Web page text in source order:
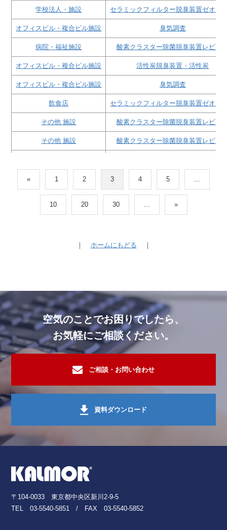
学校法人・施設 セラミックフィルター脱臭装置ゼオガ
オフィスビル・複合ビル施設 臭気調査
病院・福祉施設 酸素クラスター除菌脱臭装置レビオ
オフィスビル・複合ビル施設 活性炭脱臭装置・活性炭
オフィスビル・複合ビル施設 臭気調査
飲食店 セラミックフィルター脱臭装置ゼオガ
その他 施設 酸素クラスター除菌脱臭装置レビオ
その他 施設 酸素クラスター除菌脱臭装置レビオ
飲食店 セラミックフィルター脱臭装置ゼオガ
商業施設・複合ビル施設 活性炭脱臭装置・活性炭
オフィスビル・複合ビル施設 セラミックフィルター脱臭装置ゼオガ
商業施設・複合ビル施設 カビ調査・対策・分析
病院・福祉施設 空間フレグランス
ホテル・旅館・リゾート施設 空間フレグランス
オフィスビル・複合ビル施設
商業施設・複合ビル施設 酸素クラスター除菌脱臭装置レビオ
住居・マンション 臭気調査
行政・公共施設
ホテル・旅館・リゾート施設
オフィスビル・複合ビル施設
« 1 2 3 4 5 ...
10 20 30 ... »
｜ ホームにもどる ｜
空気のことでお困りでしたら、
お気軽にご相談ください。
ご相談・お問い合わせ
資料ダウンロード
〒104-0033 東京都中央区新川2-9-5
TEL03-5540-5851 / FAX 03-5540-5852